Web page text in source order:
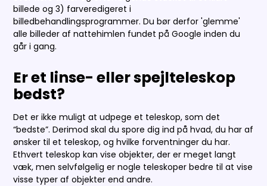
billede og 3) farveredigeret i
billedbehandlingsprogrammer. Du bør derfor 'glemme'
alle billeder af nattehimlen fundet på Google inden du
går i gang.
Er et linse- eller spejlteleskop
bedst?
Det er ikke muligt at udpege et teleskop, som det
“bedste”. Derimod skal du spore dig ind på hvad, du har af
ønsker til et teleskop, og hvilke forventninger du har.
Ethvert teleskop kan vise objekter, der er meget langt
væk, men selvfølgelig er nogle teleskoper bedre til at vise
visse typer af objekter end andre.